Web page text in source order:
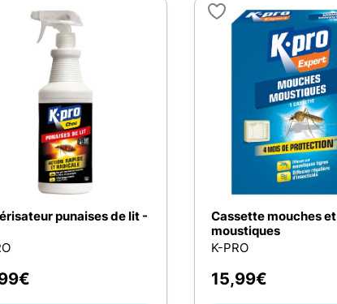
punaises de lit -
€
Cassette mouches et
moustiques
K-PRO
15,99€